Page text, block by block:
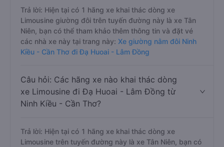
Trả lời: Hiện tại có 1 hãng xe khai thác dòng xe
Limousine giường đôi trên tuyến đường này là xe Tân
Niên, bạn có thể tham khảo thêm thông tin và đặt vé
các nhà xe này tại trang này: Xe giường nằm đôi Ninh
Kiều - Cần Thơ đi Đạ Huoai - Lâm Đồng
Câu hỏi: Các hãng xe nào khai thác dòng
xe Limousine đi Đạ Huoai - Lâm Đồng từ
Ninh Kiều - Cần Thơ?
Trả lời: Hiện tại có 1 hãng xe khai thác dòng xe
Limousine trên tuyến đường này là xe Tân Niên, bạn có